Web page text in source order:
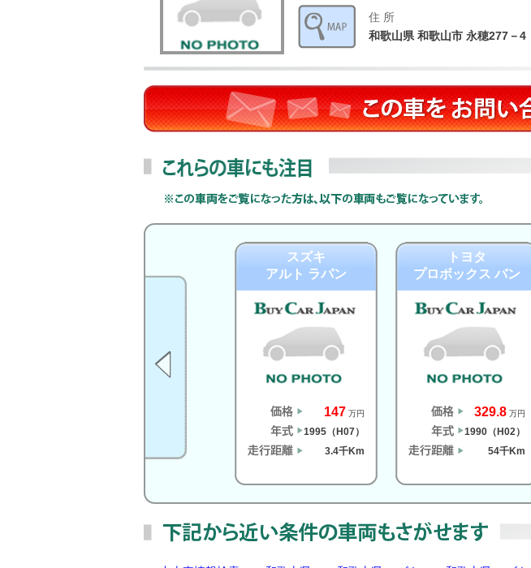
住 所
和歌山県 和歌山市 永穂277－4
スズキ
アルト ラパン
147 万円
1995（H07）
3.4千Km
トヨタ
プロボックス バン
329.8 万円
1990（H02）
54千Km